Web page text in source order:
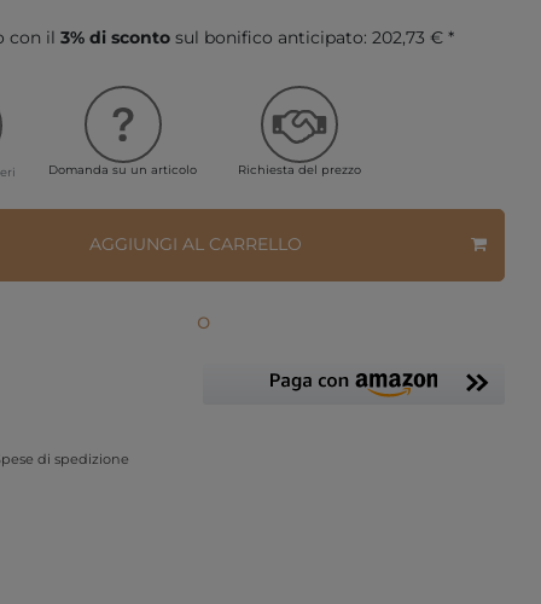
con il 3% di sconto sul bonifico anticipato: 202,73 € *
Domanda su un articolo Richiesta del prezzo
AGGIUNGI AL CARRELLO
o
di spedizione